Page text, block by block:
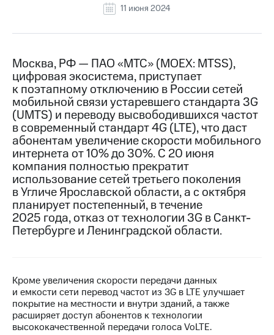
информация
Контакты
Медиа-центр
Пресс-
релизы
МТС
о технологиях
Достижения
Интервью
Финансовая
отчетность
спикера
и акционерам
Корпоративное
управление
11 июня 2024
Москва, РФ — ПАО «МТС» (MOEX: MTSS),
цифровая экосистема, приступает
к поэтапному отключению в России сетей
мобильной связи устаревшего стандарта 3G
(UMTS) и переводу высвободившихся частот
в современный стандарт 4G (LTE), что даст
абонентам увеличение скорости мобильного
интернета от 10% до 30%. С 20 июня
компания полностью прекратит
использование сетей третьего поколения
в Угличе Ярославской области, а с октября
планирует постепенный, в течение
2025 года, отказ от технологии 3G в Санкт-
Петербурге и Ленинградской области.
Кроме увеличения скорости передачи данных
и емкости сети перевод частот из 3G в LTE улучшает
покрытие на местности и внутри зданий, а также
расширяет доступ абонентов к технологии
высококачественной передачи голоса VoLTE.